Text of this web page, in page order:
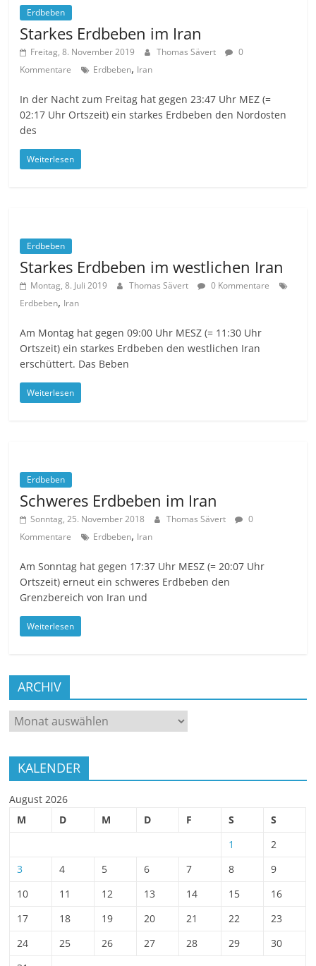
Erdbeben
Starkes Erdbeben im Iran
Freitag, 8. November 2019 Thomas Sävert
0
Kommentare
Erdbeben, Iran
In der Nacht zum Freitag hat gegen 23:47 Uhr MEZ (=
02:17 Uhr Ortszeit) ein starkes Erdbeben den Nordosten
des
Weiterlesen
Erdbeben
Starkes Erdbeben im westlichen Iran
Montag, 8. Juli 2019 Thomas Sävert
0 Kommentare
Erdbeben, Iran
Am Montag hat gegen 09:00 Uhr MESZ (= 11:30 Uhr
Ortszeit) ein starkes Erdbeben den westlichen Iran
erschüttert. Das Beben
Weiterlesen
Erdbeben
Schweres Erdbeben im Iran
Sonntag, 25. November 2018 Thomas Sävert
0
Kommentare
Erdbeben, Iran
Am Sonntag hat gegen 17:37 Uhr MESZ (= 20:07 Uhr
Ortszeit) erneut ein schweres Erdbeben den
Grenzbereich von Iran und
Weiterlesen
ARCHIV
ARCHIV
KALENDER
August 2026
M
D M D F S
S
1
2
3
4 5 6 7 8
9
10
11 12 13 14 15
16
17
18 19 20 21 22
23
24
25 26 27 28 29
30